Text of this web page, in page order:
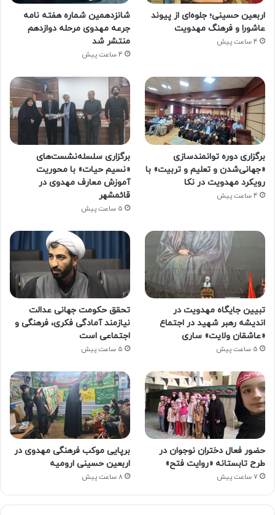
اربعین حسینی؛ جلوه‌ای از پیوند
عاشورا و فرهنگ مهدویت
4 ساعت پیش
شانزدهمین شماره هفته‌ نامه
جرعه مهدوی مرحله دوازدهم
منتشر شد
4 ساعت پیش
برگزاری دوره توانمندسازی
«جهانی‌شدن و تعلیم و تربیت» با
رویکرد مهدویت در نکا
4 ساعت پیش
برگزاری سلسله‌نشست‌های
«نسیم حیات» با محوریت
آموزش معارف مهدوی در
قائمشهر
5 ساعت پیش
تبیین جایگاه مهدویت در
اندیشه رهبر شهید در اجتماع
«عاشقان ولایت» ساری
5 ساعت پیش
تحقق حکومت جهانی عدالت
نیازمند آمادگی فکری، فرهنگی و
اجتماعی است
5 ساعت پیش
حضور فعال دختران نوجوان در
طرح تابستانه «روایت فتح»
7 ساعت پیش
برپایی موکب فرهنگی مهدوی در
اربعین حسینی ارومیه
8 ساعت پیش